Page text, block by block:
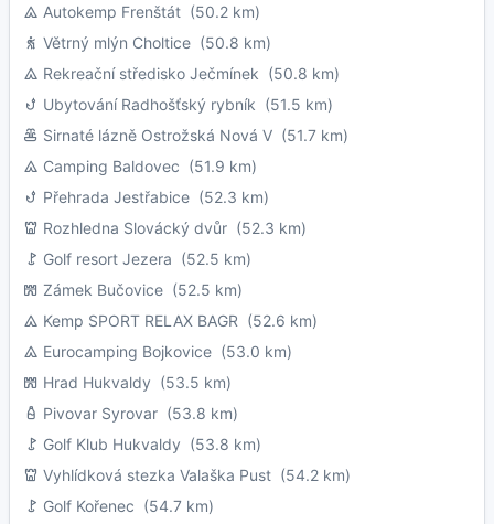
Autokemp Frenštát (50.2 km)
Větrný mlýn Choltice (50.8 km)
Rekreační středisko Ječmínek (50.8 km)
Ubytování Radhošťský rybník (51.5 km)
Sirnaté lázně Ostrožská Nová V (51.7 km)
Camping Baldovec (51.9 km)
Přehrada Jestřabice (52.3 km)
Rozhledna Slovácký dvůr (52.3 km)
Golf resort Jezera (52.5 km)
Zámek Bučovice (52.5 km)
Kemp SPORT RELAX BAGR (52.6 km)
Eurocamping Bojkovice (53.0 km)
Hrad Hukvaldy (53.5 km)
Pivovar Syrovar (53.8 km)
Golf Klub Hukvaldy (53.8 km)
Vyhlídková stezka Valaška Pust (54.2 km)
Golf Kořenec (54.7 km)